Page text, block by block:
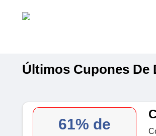
Últimos Cupones De
61% de